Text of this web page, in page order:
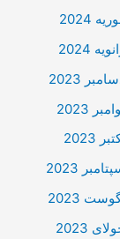
2024
2024
2023
2023
2023
2023
2023
2023